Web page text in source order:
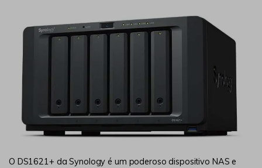
O DS1621+ da Synology é um poderoso dispositivo NAS e